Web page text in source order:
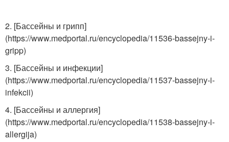
2. [Бассейны и грипп]
(https://www.medportal.ru/encyclopedia/11536-bassejny-i-
gripp)
3. [Бассейны и инфекции]
(https://www.medportal.ru/encyclopedia/11537-bassejny-i-
infekcii)
4. [Бассейны и аллергия]
(https://www.medportal.ru/encyclopedia/11538-bassejny-i-
allergija)